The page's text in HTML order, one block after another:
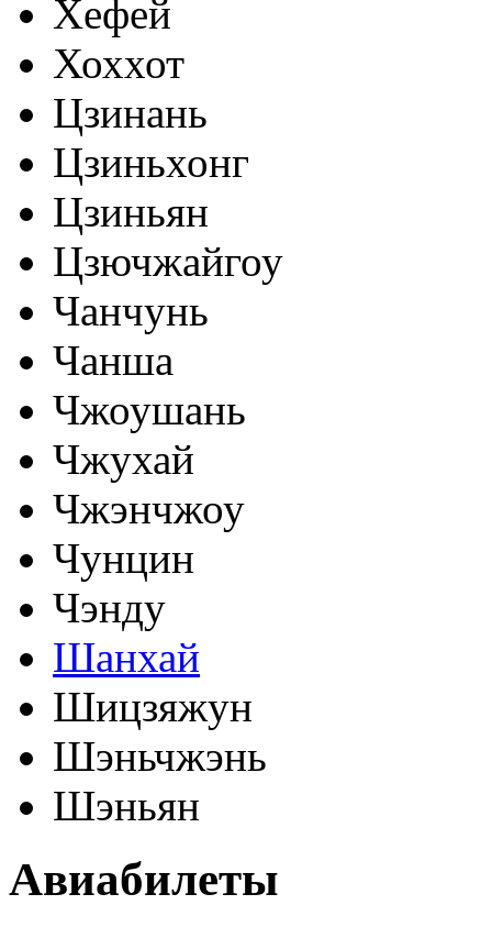
Хефей
Хоххот
Цзинань
Цзиньхонг
Цзиньян
Цзючжайгоу
Чанчунь
Чанша
Чжоушань
Чжухай
Чжэнчжоу
Чунцин
Чэнду
Шанхай
Шицзяжун
Шэньчжэнь
Шэньян
Авиабилеты